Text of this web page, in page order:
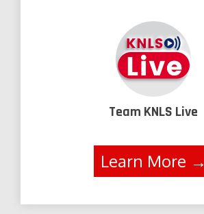
Team KNLS Live
Learn More →